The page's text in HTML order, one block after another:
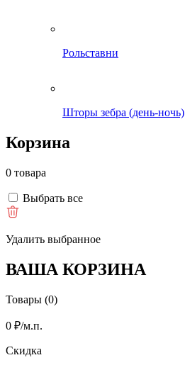
Рольставни
Шторы зебра (день-ночь)
Корзина
0 товара
Выбрать все
Удалить выбранное
ВАША КОРЗИНА
Товары (0)
0 ₽/м.п.
Скидка